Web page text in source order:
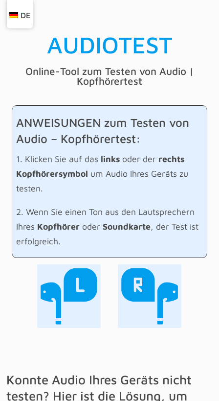
AUDIOTEST
Online-Tool zum Testen von Audio |
Kopfhörertest
ANWEISUNGEN zum Testen von
Audio – Kopfhörertest:
1. Klicken Sie auf das links oder der rechts
Kopfhörersymbol um Audio Ihres Geräts zu
testen.
2. Wenn Sie einen Ton aus den Lautsprechern
Ihres Kopfhörer oder Soundkarte, der Test ist
erfolgreich.
Konnte Audio Ihres Geräts nicht
testen? Hier ist die Lösung, um
DE